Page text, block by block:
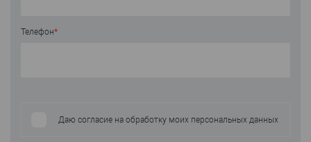
Телефон*
Даю согласие на обработку моих персональных данных